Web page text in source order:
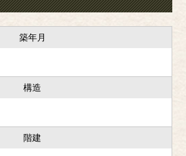
築年月
構造
階建